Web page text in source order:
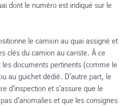
dont le numéro est indiqué sur le
le camion au quai assigné et
clés du camion au cariste. À ce
documents pertinents (comme le
au guichet dédié. D'autre part, le
d'inspection et s'assure que le
d'anomalies et que les consignes